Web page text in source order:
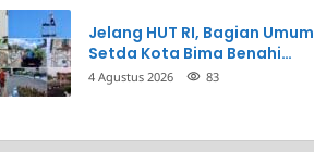
Jelang HUT RI, Bagian Umum
Setda Kota Bima Benahi
Kantor Pemkot
4 Agustus 2026 83